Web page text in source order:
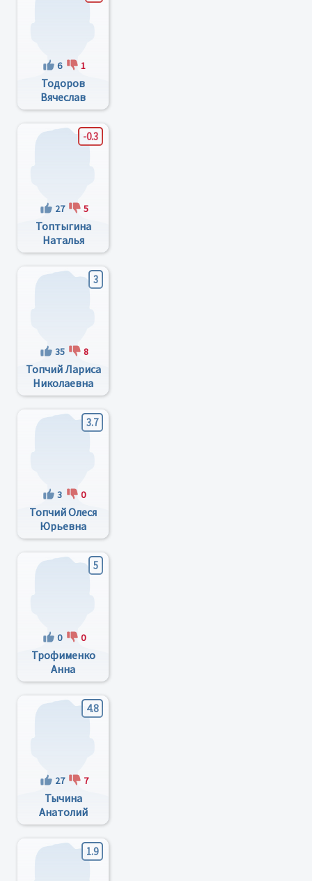
6 1
Тодоров
Вячеслав
Иванович
-0.3
27 5
Топтыгина
Наталья
Михайловна
3
35 8
Топчий Лариса
Николаевна
3.7
3 0
Топчий Олеся
Юрьевна
5
0 0
Трофименко
Анна
Валерьевна
4.8
27 7
Тычина
Анатолий
Константинович
1.9